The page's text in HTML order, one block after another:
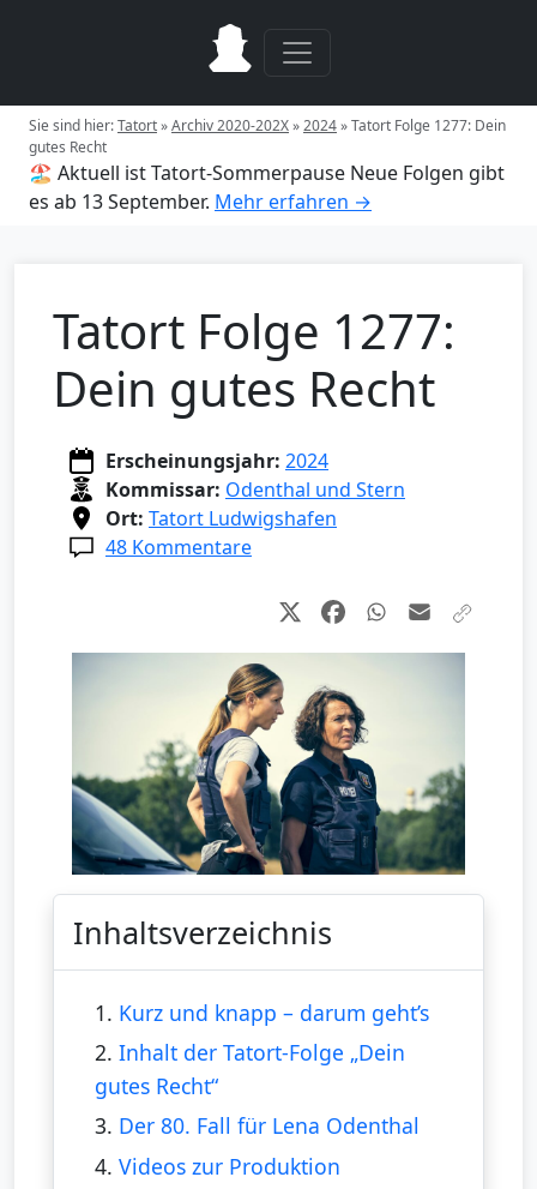
Sie sind hier:Tatort»Archiv 2020-202X»2024»Tatort Folge 1277: Dein
gutes Recht
🏖️ Aktuell ist Tatort-Sommerpause Neue Folgen gibt
es ab 13 September. Mehr erfahren →
Tatort Folge 1277:
Dein gutes Recht
Erscheinungsjahr: 2024
Kommissar: Odenthal und Stern
Ort: Tatort Ludwigshafen
48 Kommentare
Inhaltsverzeichnis
1. Kurz und knapp – darum geht’s
2. Inhalt der Tatort-Folge „Dein
gutes Recht“
3. Der 80. Fall für Lena Odenthal
4. Videos zur Produktion